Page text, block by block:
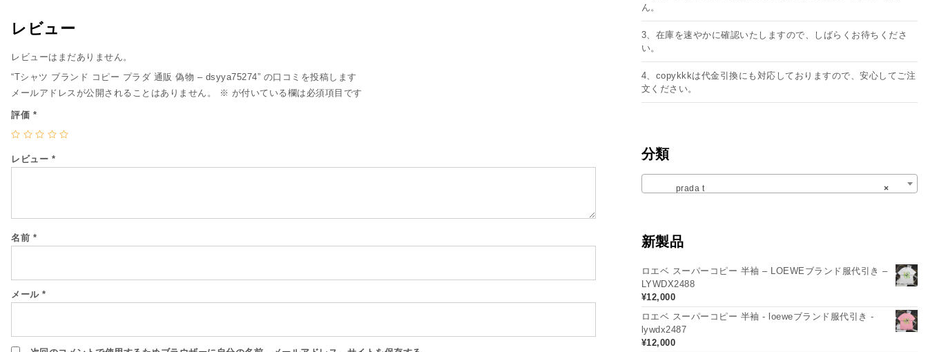
レビュー
レビューはまだありません。
“Tシャツ ブランド コピー プラダ 通販 偽物 – dsyya75274” の口コミを投稿します
メールアドレスが公開されることはありません。
※ が付いている欄は必須項目です
評価 *
レビュー *
名前 *
メール *
ん。
3、在庫を速やかに確認いたしますので、しばらくお待ちくださ
い。
4、copykkkは代金引換にも対応しておりますので、安心してご注
文ください。
分類
×
prada t
新製品
ロエベ スーパーコピー 半袖 – LOEWEブランド服代引き –
LYWDX2488
¥12,000
ロエベ スーパーコピー 半袖 - loeweブランド服代引き -
lywdx2487
¥12,000